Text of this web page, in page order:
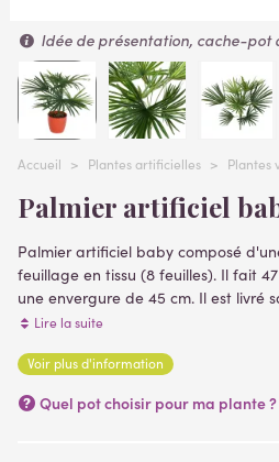
Idée de présentation, cache-pot
Accueil > Plantes artificielles > Plantes
Palmier artificiel
Palmier artificiel baby composé
feuillage en tissu (8 feuilles). Il fait
une envergure de 45 cm. Il est livré
piquer
La feuille la plus grande fait 30 cm
Lire la suite
Voir plus d'information
Quel pot choisir pour ma plante ?